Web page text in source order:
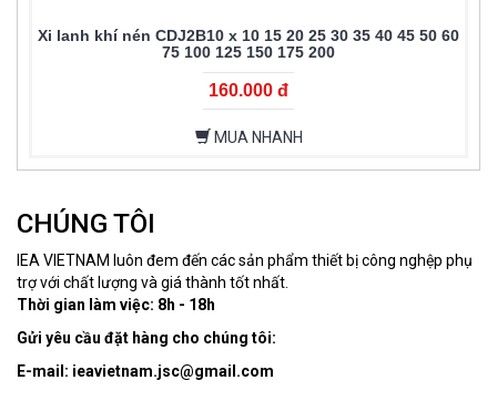
Xi lanh khí nén CDJ2B10 x 10 15 20 25 30 35 40 45 50 60
75 100 125 150 175 200
160.000 đ
MUA NHANH
CHÚNG TÔI
IEA VIETNAM luôn đem đến các sản phẩm thiết bị công nghệp phụ
trợ với chất lượng và giá thành tốt nhất.
Thời gian làm việc: 8h - 18h
Gửi yêu cầu đặt hàng cho chúng tôi:
E-mail: ieavietnam.jsc@gmail.com